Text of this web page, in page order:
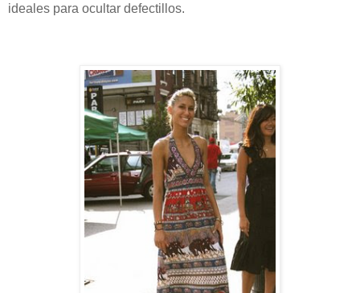
ideales para ocultar defectillos.